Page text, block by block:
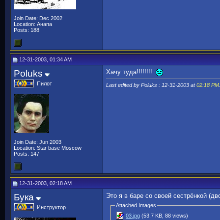
Join Date: Dec 2002
Location: Анапа
Posts: 188
12-31-2003, 01:34 AM
Poluks
Пилот
Join Date: Jun 2003
Location: Star base Moscow
Posts: 147
Хачу туда!!!!!!!!
Last edited by Poluks : 12-31-2003 at02:18 PM
12-31-2003, 02:18 AM
Бука
Инструктор
Это я в баре со своей сестрёнкой
Attached Images
03.jpg (53.7 KB, 88 views)